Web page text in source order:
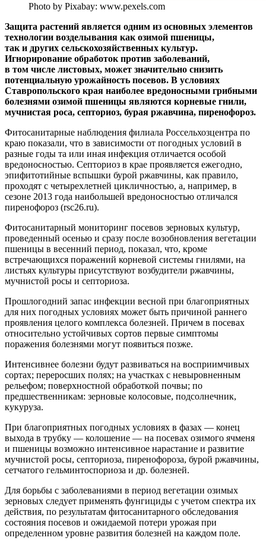
Photo by Pixabay: www.pexels.com
Защита растений является одним из основных элементов
технологии возделывания как озимой пшеницы,
так и других сельскохозяйственных культур.
Игнорирование обработок против заболеваний,
в том числе листовых, может значительно снизить
потенциальную урожайность посевов. В условиях
Ставропольского края наиболее вредоносными грибными
болезнями озимой пшеницы являются корневые гнили,
мучнистая роса, септориоз, бурая ржавчина, пиренофороз.
Фитосанитарные наблюдения филиала Россельхозцентра по
краю показали, что в зависимости от погодных условий в
разные годы та или иная инфекция отличается особой
вредоносностью. Септориоз в крае проявляется ежегодно,
эпифитотийные вспышки бурой ржавчины, как правило,
проходят с четырехлетней цикличностью, а, например, в
сезоне 2013 года наибольшей вредоносностью отличался
пиренофороз (rsc26.ru).
Фитосанитарный мониторинг посевов зерновых культур,
проведенный осенью и сразу после возобновления вегетации
пшеницы в весенний период, показал, что, кроме
встречающихся поражений корневой системы гнилями, на
листьях культуры присутствуют возбудители ржавчины,
мучнистой росы и септориоза.
Прошлогодний запас инфекции весной при благоприятных
для них погодных условиях может быть причиной раннего
проявления целого комплекса болезней. Причем в посевах
относительно устойчивых сортов первые симптомы
поражения болезнями могут появиться позже.
Интенсивнее болезни будут развиваться на восприимчивых
сортах; переросших полях; на участках с невыровненным
рельефом; поверхностной обработкой почвы; по
предшественникам: зерновые колосовые, подсолнечник,
кукуруза.
При благоприятных погодных условиях в фазах — конец
выхода в трубку — колошение — на посевах озимого ячменя
и пшеницы возможно интенсивное нарастание и развитие
мучнистой росы, септориоза, пиренофороза, бурой ржавчины,
сетчатого гельминтоспориоза и др. болезней.
Для борьбы с заболеваниями в период вегетации озимых
зерновых следует применять фунгициды с учетом спектра их
действия, по результатам фитосанитарного обследования
состояния посевов и ожидаемой потери урожая при
определенном уровне развития болезней на каждом поле.